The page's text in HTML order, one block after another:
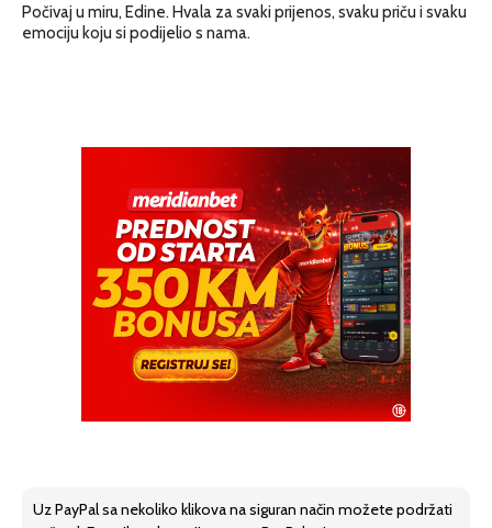
Počivaj u miru, Edine. Hvala za svaki prijenos, svaku priču i svaku
emociju koju si podijelio s nama.
Uz PayPal sa nekoliko klikova na siguran način možete podržati